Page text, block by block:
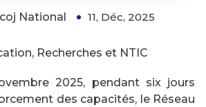
National 11, Déc, 2025
Recherches et NTIC
2025, pendant six jours
des capacités, le Réseau